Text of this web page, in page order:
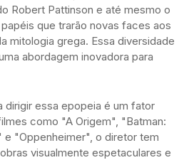
Robert Pattinson e até mesmo o
que trarão novas faces aos
mitologia grega. Essa diversidade
abordagem inovadora para
dirigir essa epopeia é um fator
como "A Origem", "Batman:
e "Oppenheimer", o diretor tem
visualmente espetaculares e